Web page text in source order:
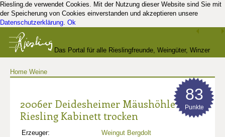
Riesling.de verwendet Cookies. Mit der Nutzung dieser Website sind Sie mit
der Speicherung von Cookies einverstanden und akzeptieren unsere
Datenschutzerklärung. Ok
Das Portal für alle Rieslingfreunde, Weingüter, Winzer
Home Weine
2006er Deidesheimer Mäushöhle
Riesling Kabinett trocken
Erzeuger:
Weingut Bergdolt
83
Punkte